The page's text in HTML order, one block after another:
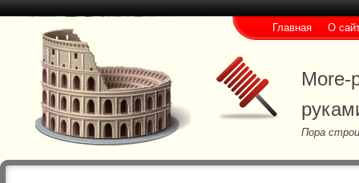
More-
Пора
Главная О